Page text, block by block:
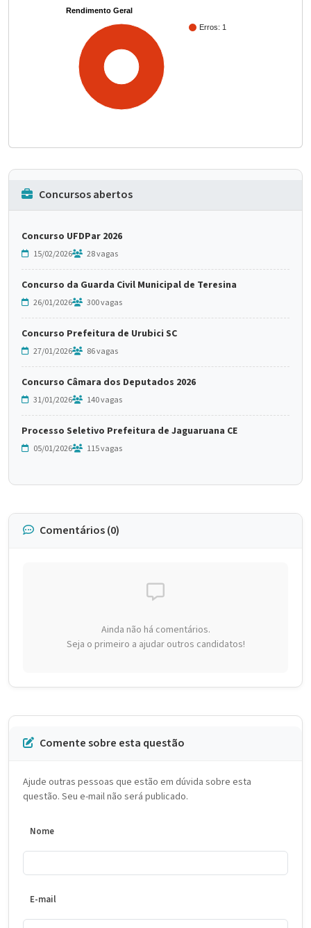
Rendimento Geral
Erros: 1
Concursos abertos
Concurso UFDPar 2026
15/02/2026 28 vagas
Concurso da Guarda Civil Municipal de Teresina
26/01/2026 300 vagas
Concurso Prefeitura de Urubici SC
27/01/2026 86 vagas
Concurso Câmara dos Deputados 2026
31/01/2026 140 vagas
Processo Seletivo Prefeitura de Jaguaruana CE
05/01/2026 115 vagas
Comentários (0)
Ainda não há comentários.
Seja o primeiro a ajudar outros candidatos!
Comente sobre esta questão
Ajude outras pessoas que estão em dúvida sobre esta
questão. Seu e-mail não será publicado.
Nome
E-mail